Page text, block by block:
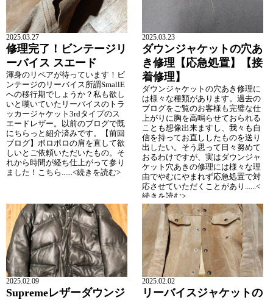
2025.03.27
修理完了！ビンテージリ
ーバイス スエード
渾身のリペアが待っています！ビ
ンテージのリーバイス所謂SmallE
への移行期でしょうか？私も欲し
いと嘆いていたリーバイスのトラ
ッカージャケット3rdタイプのス
エードレザー。以前のブログで既
にちらっと紹介済みです。【前回
ブログ】ボロボロの肩を直して欲
しいとご依頼いただいたもの。そ
れから時間が経ち仕上がって参り
ました！こちら......<続きを読む>
2025.03.23
ダウンジャケットの穴あ
き修理【応急処置】【接
着修理】
ダウンジャケットの穴あき修理に
は様々な種類があります。過去の
ブログをご覧のお客様も完璧な仕
上がりに胸を高鳴らせておられる
ことも想像出来ますし、我々も自
信を持ってお直ししたものを送り
出したい。そう思って日々努めて
おるわけですが、実はダウンジャ
ケット穴あきの修理には様々な理
由でやむにやまれず応急処置で対
応させていただくことがあり......<
続きを読む>
2025.02.09
Supremeレザーダウンジ
2025.02.02
リーバイスジャケットの